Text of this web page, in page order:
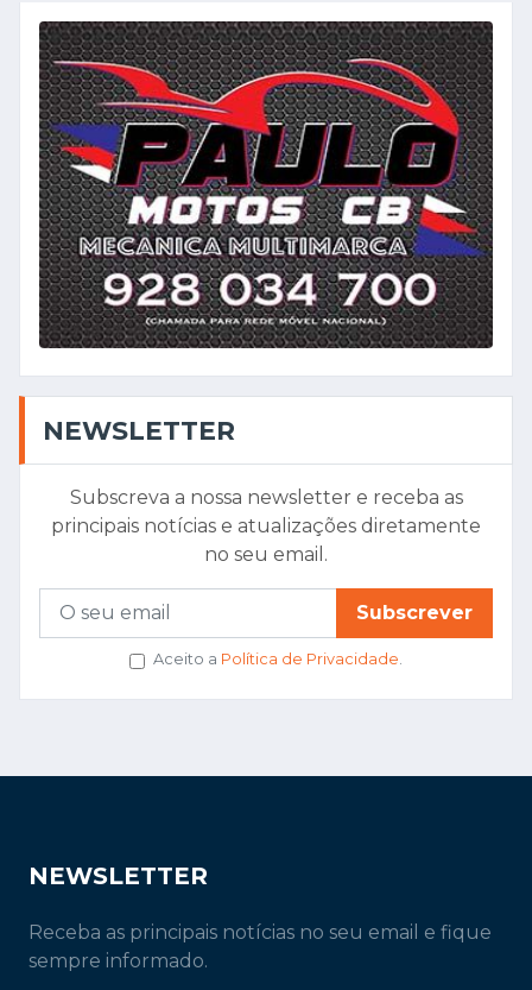
NEWSLETTER
Subscreva a nossa newsletter e receba as
principais notícias e atualizações diretamente
no seu email.
Subscrever
Aceito a Política de Privacidade
NEWSLETTER
Receba as principais notícias no seu email e fique
sempre informado.